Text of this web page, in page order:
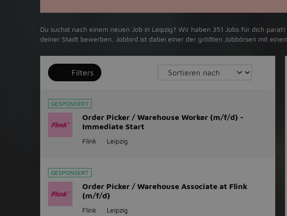
Du suchst nach einem neuen Job in Leipzig? Wir haben 351 Jobs für dich
deiner Stadt bewerben. Jobbird ist dabei einer der größten Jobbörsen mit
Filters
GESPONSERT
Order Picker / Warehouse Worker (m/f/d) -
Immediate Start
Flink Leipzig
GESPONSERT
Order Picker / Warehouse Associate at Flink
(m/f/d)
Flink Leipzig